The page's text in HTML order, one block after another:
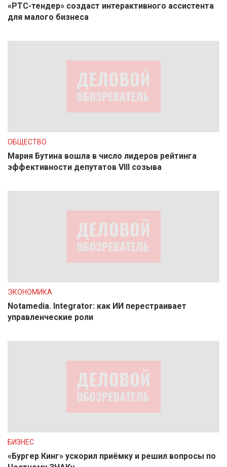
«РТС-тендер» создаст интерактивного ассистента
для малого бизнеса
ОБЩЕСТВО
Мария Бутина вошла в число лидеров рейтинга
эффективности депутатов VIII созыва
ЭКОНОМИКА
Notamedia. Integrator: как ИИ перестраивает
управленческие роли
БИЗНЕС
«Бургер Кинг» ускорил приёмку и решил вопросы по